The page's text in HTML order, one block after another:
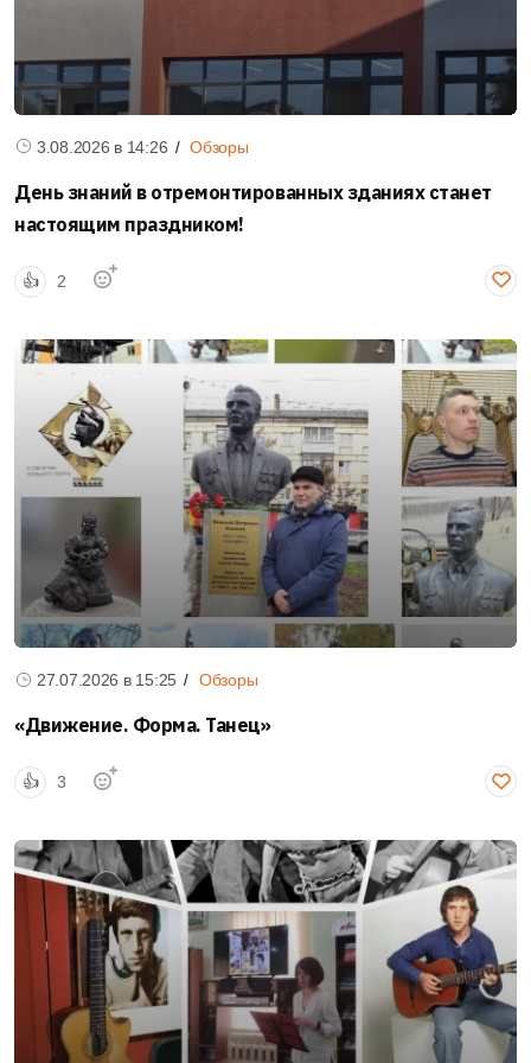
Новые автобусы ЛиАЗ вышли на маршруты в Кашире
В Кашире обновился подвижной состав на двух
востребованных маршрутах. На линию вышли два...
Подробнее
0
28.07.2026 в 1 комм-й Безопасность
Спасатели в Кашире помогли госпитализировать
тяжелобольную пациентку весом 140 кг
Сотрудники поисково-спасательного поста 220-й
Подробнее
3.08.2026 в 14:26 Обзоры
День знаний в отремонтированных зданиях станет
настоящим праздником!
👍 2
27.07.2026 в 15:25 Обзоры
«Движение. Форма. Танец»
👍 3